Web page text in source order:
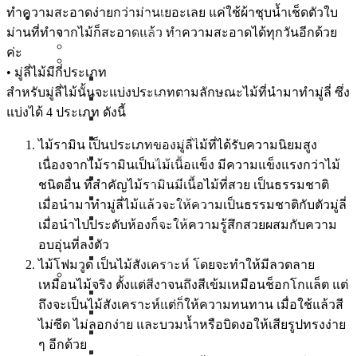
SERVICE
About Us
ม่านจีบ
ม่านลอน
ม่านพับ
ม่านม้วน
ม่านปรับแสง
มู่ลี่ไม้
ฉากกั้นห้อง
Mosquito Net
มุ้งลวด
มุ้งจีบ
มุ้งบานเลื่อน
ทำความสะอาดง่ายกว่าม่านเยอะเลย แค่ใช้ผ้าชุบน้ำเช็ดตัวใบ
ม่านที่ทำจากไม้ก็สะอาดแล้ว ทำความสะอาดได้ทุกวันอีกด้วย
ค่ะ
• มู่ลี่ไม้มีกี่ประเภท
สำหรับมู่ลี่ไม้นั้นจะแบ่งประเภทตามลักษณะไม้ที่นำมาทำมู่ลี่ ซึ่ง
แบ่งได้ 4 ประเภท ดังนี้
ไม้รามิน เป็นประเภทของมู่ลี่ไม้ที่ได้รับความนิยมสูง
เนื่องจากไม้รามินเป็นไม้เนื้อแข็ง มีความแข็งแรงกว่าไม้
ชนิดอื่น ที่สำคัญไม้รามินมีเนื้อไม้ที่สวย เป็นธรรมชาติ
เมื่อนำมาทำมู่ลี่ไม้แล้วจะให้ความเป็นธรรมชาติกับตัวมู่ลี่
เมื่อนำไปประดับห้องก็จะให้ความรู้สึกสวยผสมกับความ
อบอุ่นที่ลงตัว
ไม้โฟมวูด เป็นไม้สังเคราะห์ โดยจะทำให้มีลวดลาย
เหมือนไม้จริง ตั้งแต่สีงาจนถึงสีเข้มเหมือนช็อกโกแล็ต แต่
ถึงจะเป็นไม้สังเคราะห์แต่ก็ให้ความทนทาน เมื่อใช้แล้วสี
ไม่ซีด ไม่ลอกง่าย และบวมน้ำหรือบิดงอให้เสียรูปทรงง่าย
ๆ อีกด้วย